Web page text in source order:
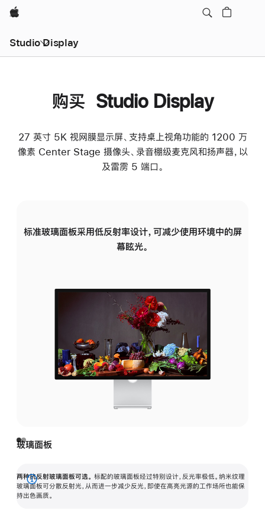
Apple
Studio Display
购买 Studio Display
27 英寸 5K 视网膜显示屏、支持桌上视角功能的 1200 万
像素 Center Stage 摄像头、录音棚级麦克风和扬声器，以
及雷雳 5 端口。
标准玻璃面板采用低反射率设计，可减少使用环境中的屏
幕眩光。
玻璃面板
两种抗反射玻璃面板可选。 标配的玻璃面板经过特别设计，反光率极低。纳米纹理
玻璃面板可分散反射光，从而进一步减少反光，即使在高亮光源的工作场所也能保
持出色画质。
展
开